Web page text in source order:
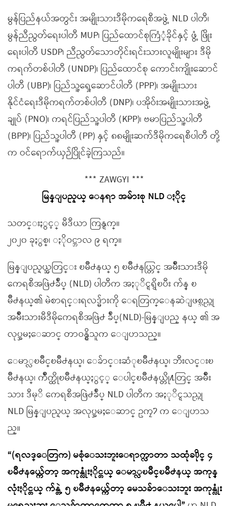
မွန်ပြည်နယ်အတွင်း အမျိုးသားဒီမိုကရေစီအဖွဲ့ NLD ပါတီ၊
မွန်ညီညွတ်ရေးပါတီ MUP၊ ပြည်ထောင်စုကြံံ့ခိုင်နှင့် ဖွံ့ ဖြိုး
ရေးပါတီ USDP၊ ညီညွတ်သောတိုင်းရင်းသားလူမျိုးများ ဒီမို
ကရက်တစ်ပါတီ (UNDP)၊ ပြည်ထောင်စု ကောင်းကျိုးဆောင်
ပါတီ (UBP)၊ ပြည်သူ့ရှေ့ဆောင်ပါတီ (PPP)၊ အမျိုးသား
နိုင်ငံရေးဒီမိုကရက်တစ်ပါတီ (DNP)၊ ပအိုဝ်းအမျိုးသားအဖွဲ့
ချုပ် (PNO)၊ ကရင်ပြည်သူ့ပါတီ (KPP)၊ ဗမာပြည်သူ့ပါတီ
(BPP)၊ ပြည်သူ့ပါတီ (PP) နှင့် ၈၈မျိုးဆက်ဒီမိုကရေစီပါတီ တို့
က ဝင်ရောက်ယှဉ်ပြိုင်ခဲ့ကြသည်။
*** ZAWGYI ***
မြန္ျပည္နယ္ ေနရာ အမ်ားစု NLD ႏိုင္
သတင္းႏွင့္ မီဒီယာ ကြန္ရက္။
၂၀၂၀ ခုႏွစ္၊ ႏိုဝင္ဘာလ ၉ ရက္။
မြန္ျပည္နယ္အတြင္း ၿမိဳ႕နယ္ ၅ ၿမိဳ႕နယ္တြင္ အမ်ိဳးသားဒီမို
ကေရစီအဖြဲ႕ခ်ဳပ္ (NLD) ပါတီက အႏုိင္ရရွိၿပီး က်န္ ၿ
မိဳ႕နယ္၏ မဲစာရင္းရလဒ္မ်ားကို ေရတြက္ေနဆဲျဖစ္သည္ဟု
အမ်ိဳးသားမီဒီမိုကေရစီအဖြဲ႕ ခ်ဳပ္(NLD)-မြန္ျပည္ နယ္ ၏ အ
လုပ္အမႈေဆာင္ တာဝန္ရွိသူက ေျပာသည္။
ေမာ္လၿမိဳင္ၿမိဳ႕နယ္၊ ေခ်ာင္းဆံုၿမိဳ႕နယ္၊ ဘီးလင္းၿ
မိဳ႕နယ္၊ က်ိဳက္ထိုၿမိဳ႕နယ္ႏွင့္ ေပါင္ၿမိဳ႕နယ္တို႔တြင္ အမ်ိဳး
သား ဒီမုိ ကေရစီအဖြဲ႕ခ်ဳပ္ NLD ပါတီက အႏုိင္ရသည္ဟု
NLD မြန္ျပည္နယ္ အလုပ္အမႈေဆာင္ ဥကၠ႒ က ေျပာသ
ည္။
“(ရလဒ္ေတြက) မစုံေသးဘူးေရာက္လာတာ သထုံခ႐ိုင္ ၄
ၿမိဳ႕နယ္က်ေတာ့ အကုန္လုံးႏိုင္တယ္ ေမာ္လၿမိဳင္ၿမိဳ႕နယ္ အကုန္
လုံးႏိုင္တယ္ က်န္တဲ့ ၅ ၿမိဳ႕နယ္က်ေတာ့ မေသခ်ာေသးဘူး အကုန္လုံး